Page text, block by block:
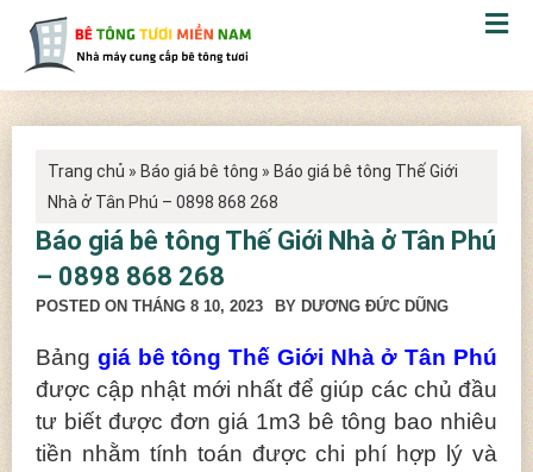
Trang chủ » Báo giá bê tông » Báo giá bê tông Thế Giới
Nhà ở Tân Phú – 0898 868 268
Báo giá bê tông Thế Giới Nhà ở Tân Phú
– 0898 868 268
POSTED ON THÁNG 8 10, 2023 BY DƯƠNG ĐỨC DŨNG
Bảng giá bê tông Thế Giới Nhà ở Tân Phú
được cập nhật mới nhất để giúp các chủ đầu
tư biết được đơn giá 1m3 bê tông bao nhiêu
tiền nhằm tính toán được chi phí hợp lý và